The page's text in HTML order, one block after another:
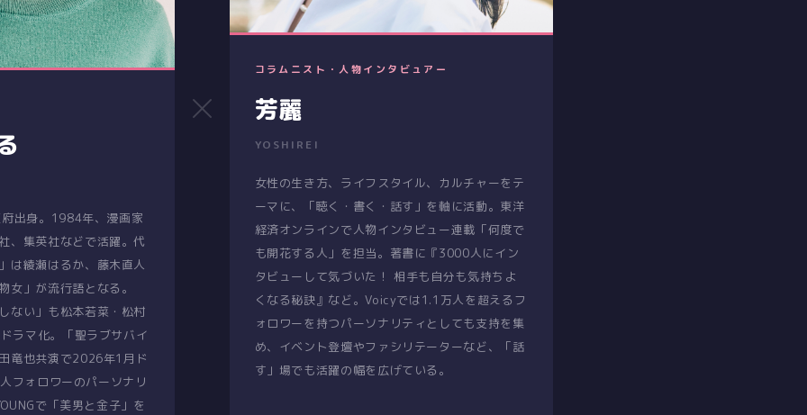
出身。1984年、漫画家
、集英社などで活躍。代
は綾瀬はるか、藤木直人
女」が流行語となる。
ない」も松本若菜・松村
ラマ化。「聖ラブサバイ
竜也共演で2026年1月ド
フォロワーのパーソナリ
で「美男と金子」を
×
コラムニスト・人物インタビュアー
芳麗
YOSHIREI
女性の生き方、ライフスタイル、カルチャーをテ
ーマに、「聴く・書く・話す」を軸に活動。東洋
経済オンラインで人物インタビュー連載「何度で
も開花する人」を担当。著書に『3000人にイン
タビューして気づいた！ 相手も自分も気持ちよ
くなる秘訣』など。Voicyでは1.1万人を超えるフ
ォロワーを持つパーソナリティとしても支持を集
め、イベント登壇やファシリテーターなど、「話
す」場でも活躍の幅を広げている。